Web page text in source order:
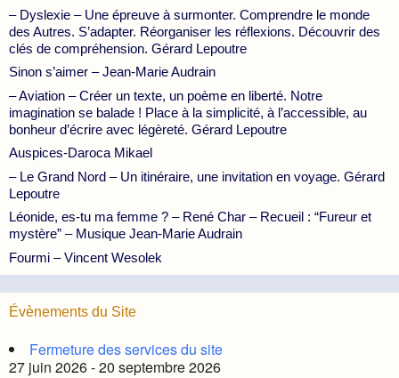
– Dyslexie – Une épreuve à surmonter. Comprendre le monde
des Autres. S’adapter. Réorganiser les réflexions. Découvrir des
clés de compréhension. Gérard Lepoutre
Sinon s’aimer – Jean-Marie Audrain
– Aviation – Créer un texte, un poème en liberté. Notre
imagination se balade ! Place à la simplicité, à l’accessible, au
bonheur d’écrire avec légèreté. Gérard Lepoutre
Auspices-Daroca Mikael
– Le Grand Nord – Un itinéraire, une invitation en voyage. Gérard
Lepoutre
Léonide, es-tu ma femme ? – René Char – Recueil : “Fureur et
mystère” – Musique Jean-Marie Audrain
Fourmi – Vincent Wesolek
Évènements du Site
Fermeture des services du site
27 juin 2026 - 20 septembre 2026